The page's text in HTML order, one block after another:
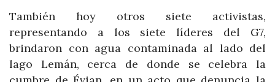
También hoy otros siete activistas,
representando a los siete líderes del G7,
brindaron con agua contaminada al lado del
lago Lemán, cerca de donde se celebra la